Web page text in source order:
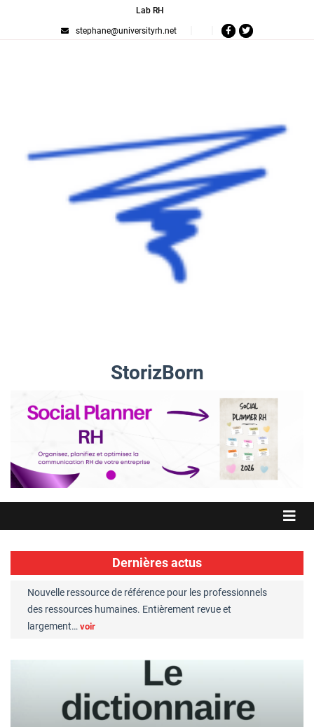
Lab RH
stephane@universityrh.net
StorizBorn
Dernières actus
Nouvelle ressource de référence pour les professionnels
des ressources humaines. Entièrement revue et
largement…voir